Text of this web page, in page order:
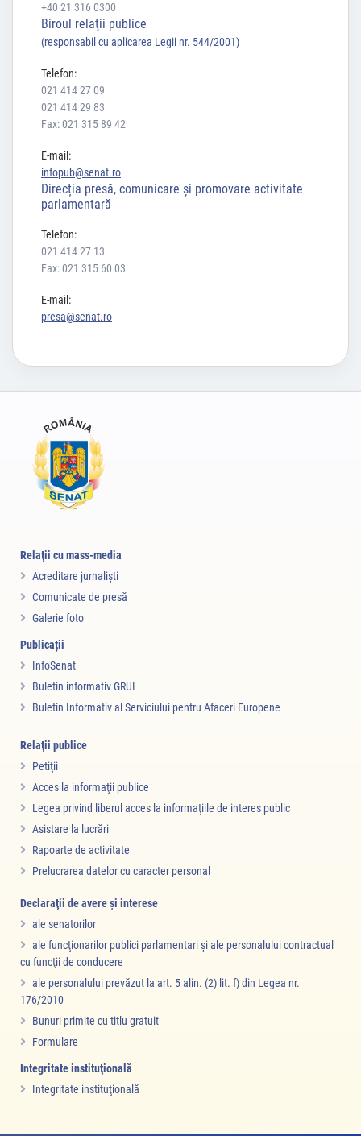
+40 21 316 0300
Biroul relaţii publice
(responsabil cu aplicarea Legii nr. 544/2001)
Telefon:
021 414 27 09
021 414 29 83
Fax: 021 315 89 42
E-mail:
infopub@senat.ro
Direcția presă, comunicare și promovare activitate
parlamentară
Telefon:
021 414 27 13
Fax: 021 315 60 03
E-mail:
presa@senat.ro
Relaţii cu mass-media
Acreditare jurnalişti
Comunicate de presă
Galerie foto
Publicații
InfoSenat
Buletin informativ GRUI
Buletin Informativ al Serviciului pentru Afaceri Europene
Relaţii publice
Petiţii
Acces la informaţii publice
Legea privind liberul acces la informaţiile de interes public
Asistare la lucrări
Rapoarte de activitate
Prelucrarea datelor cu caracter personal
Declaraţii de avere şi interese
ale senatorilor
ale funcţionarilor publici parlamentari şi ale personalului contractual
cu funcţii de conducere
ale personalului prevăzut la art. 5 alin. (2) lit. f) din Legea nr.
176/2010
Bunuri primite cu titlu gratuit
Formulare
Integritate instituţională
Integritate instituţională